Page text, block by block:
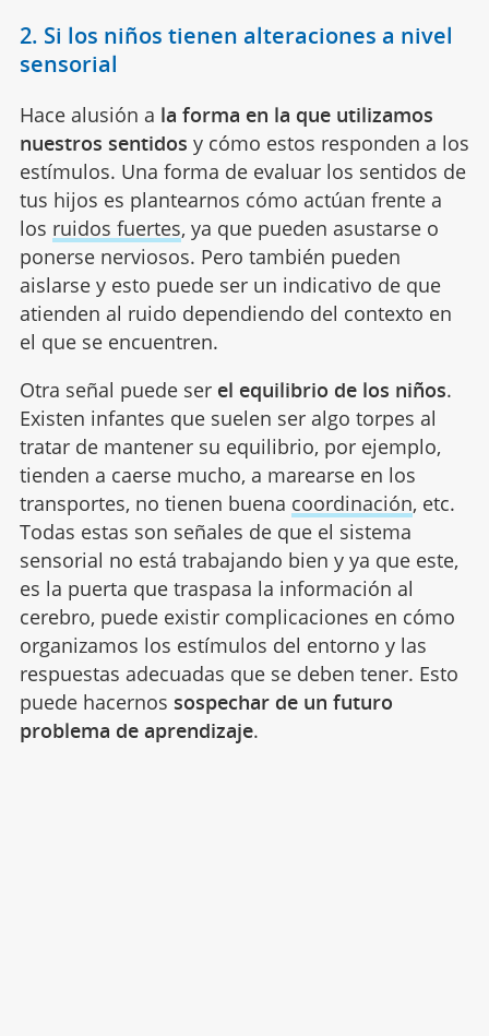
2. Si los niños tienen alteraciones a nivel
sensorial
Hace alusión a la forma en la que utilizamos
nuestros sentidos y cómo estos responden a los
estímulos. Una forma de evaluar los sentidos de
tus hijos es plantearnos cómo actúan frente a
los ruidos fuertes, ya que pueden asustarse o
ponerse nerviosos. Pero también pueden
aislarse y esto puede ser un indicativo de que
atienden al ruido dependiendo del contexto en
el que se encuentren.
Otra señal puede ser el equilibrio de los niños.
Existen infantes que suelen ser algo torpes al
tratar de mantener su equilibrio, por ejemplo,
tienden a caerse mucho, a marearse en los
transportes, no tienen buena coordinación, etc.
Todas estas son señales de que el sistema
sensorial no está trabajando bien y ya que este,
es la puerta que traspasa la información al
cerebro, puede existir complicaciones en cómo
organizamos los estímulos del entorno y las
respuestas adecuadas que se deben tener. Esto
puede hacernos sospechar de un futuro
problema de aprendizaje.